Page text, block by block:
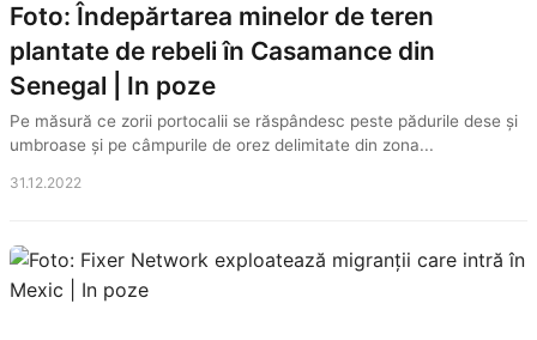
Foto: Îndepărtarea minelor de teren
plantate de rebeli în Casamance din
Senegal | In poze
Pe măsură ce zorii portocalii se răspândesc peste pădurile dese și
umbroase și pe câmpurile de orez delimitate din zona...
31.12.2022